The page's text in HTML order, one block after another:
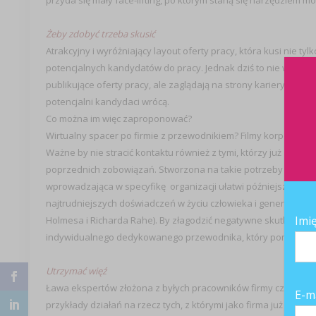
Żeby zdobyć trzeba skusić
Atrakcyjny i wyróżniający layout oferty pracy, która kusi nie
potencjalnych kandydatów do pracy. Jednak dziś to nie
publikujące oferty pracy, ale zaglądają na strony kariery
potencjalni kandydaci wrócą.
Co można im więc zaproponować?
Wirtualny spacer po firmie z przewodnikiem? Filmy
Ważne by nie stracić kontaktu również z tymi, którzy już
poprzednich zobowiązań. Stworzona na takie potrzeby
wprowadzająca w specyfikę organizacji ułatwi późniejszy
najtrudniejszych doświadczeń w życiu człowieka i generuje
Holmesa i Richarda Rahe). By złagodzić negatywne skutki
indywidualnego dedykowanego przewodnika, który pomoże w
Utrzymać więź
Ława ekspertów złożona z byłych pracowników firmy czy
przykłady działań na rzecz tych, z którymi jako firma już się
E-